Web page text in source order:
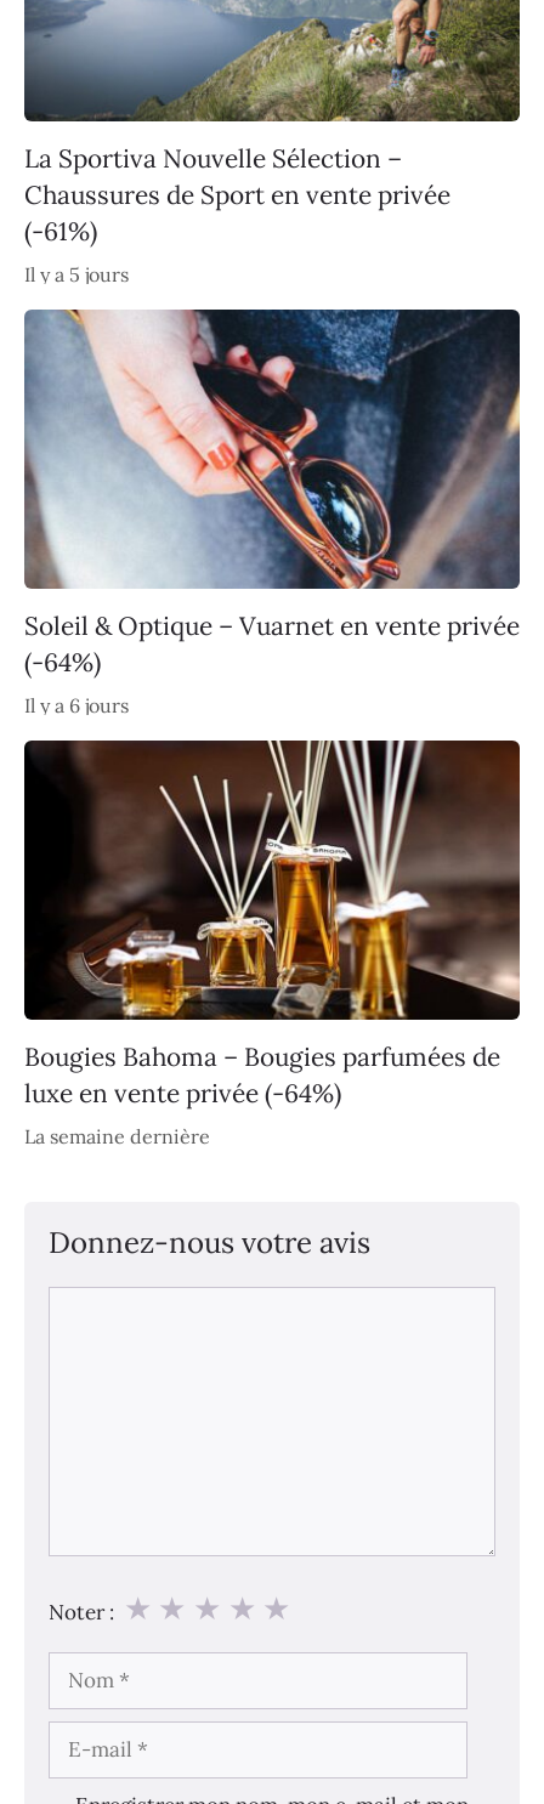
La Sportiva Nouvelle Sélection –
Chaussures de Sport en vente privée
(-61%)
Il y a 5 jours
Soleil & Optique – Vuarnet en vente privée
(-64%)
Il y a 6 jours
Bougies Bahoma – Bougies parfumées de
luxe en vente privée (-64%)
La semaine dernière
Donnez-nous votre avis
Noter : ★
★
★
★
★
Nom
E-
mail